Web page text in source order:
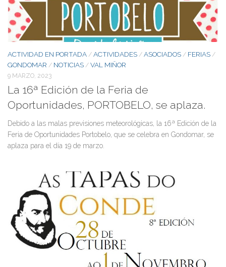
ACTIVIDAD EN PORTADA / ACTIVIDADES / ASOCIADOS / FERIAS /
GONDOMAR / NOTICIAS / VAL MIÑOR
9 MARZO, 2023
La 16ª Edición de la Feria de
Oportunidades, PORTOBELO, se aplaza.
Debido a las malas previsiones meteorológicas, la 16ª Edición de la
Feria de Oportunidades Portobelo, que se celebra en Gondomar, se
aplaza para el día 19 de marzo.